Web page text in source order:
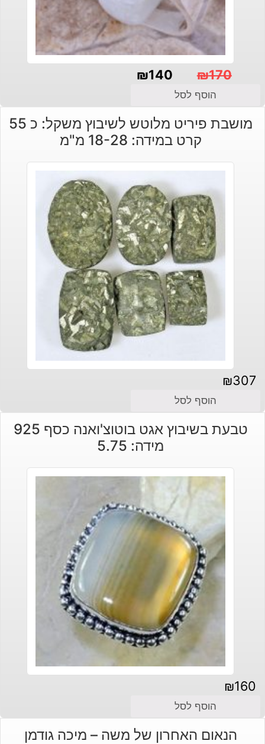
₪170
המקורי
היה:
₪140
הנוכחי
הוא:
הוסף לסל
מושבת פיריט מלוטש לשיבוץ משקל: כ 55
קרט במידה: 18-28 מ"מ
₪307
הוסף לסל
טבעת בשיבוץ אגט בוטוצ'ואנה כסף 925
מידה: 5.75
₪160
הוסף לסל
הנאום האחרון של משה – מיכה גודמן